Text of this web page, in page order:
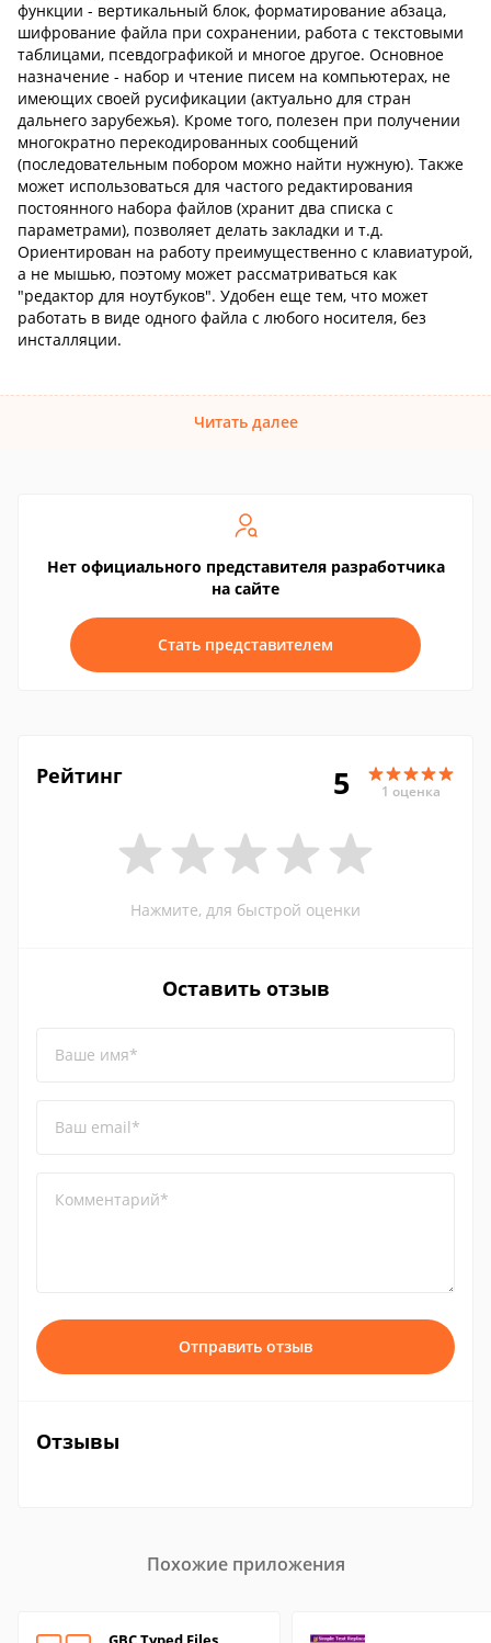
функции - вертикальный блок, форматирование абзаца,
шифрование файла при сохранении, работа с текстовыми
таблицами, псевдографикой и многое другое. Основное
назначение - набор и чтение писем на компьютерах, не
имеющих своей русификации (актуально для стран
дальнего зарубежья). Кроме того, полезен при получении
многократно перекодированных сообщений
(последовательным побором можно найти нужную). Также
может использоваться для частого редактирования
постоянного набора файлов (хранит два списка с
параметрами), позволяет делать закладки и т.д.
Ориентирован на работу преимущественно с клавиатурой,
а не мышью, поэтому может рассматриваться как
"редактор для ноутбуков". Удобен еще тем, что может
работать в виде одного файла с любого носителя, без
инсталляции.
Читать далее
Нет официального представителя разработчика
на сайте
Стать представителем
Рейтинг 5 1 оценка
Нажмите, для быстрой оценки
Оставить отзыв
Ваше имя*
Ваш email*
Комментарий*
Отправить отзыв
Отзывы
Похожие приложения